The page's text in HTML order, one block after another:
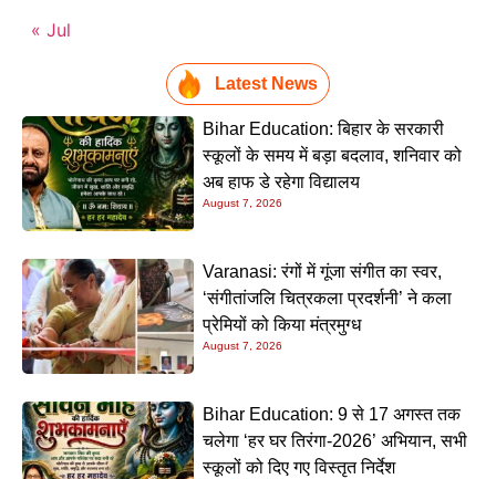
« Jul
Latest News
Bihar Education: बिहार के सरकारी
स्कूलों के समय में बड़ा बदलाव, शनिवार को
अब हाफ डे रहेगा विद्यालय
August 7, 2026
Varanasi: रंगों में गूंजा संगीत का स्वर,
‘संगीतांजलि चित्रकला प्रदर्शनी’ ने कला
प्रेमियों को किया मंत्रमुग्ध
August 7, 2026
Bihar Education: 9 से 17 अगस्त तक
चलेगा ‘हर घर तिरंगा-2026’ अभियान, सभी
स्कूलों को दिए गए विस्तृत निर्देश